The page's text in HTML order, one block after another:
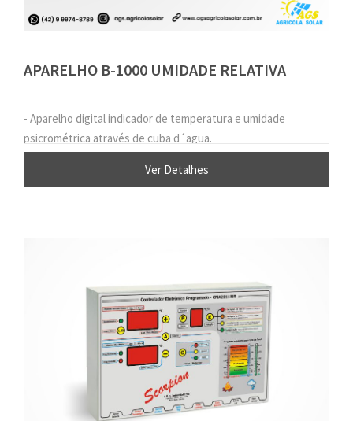
APARELHO B-1000 UMIDADE RELATIVA
- Aparelho digital indicador de temperatura e umidade
psicrométrica através de cuba d´agua.
Ver Detalhes